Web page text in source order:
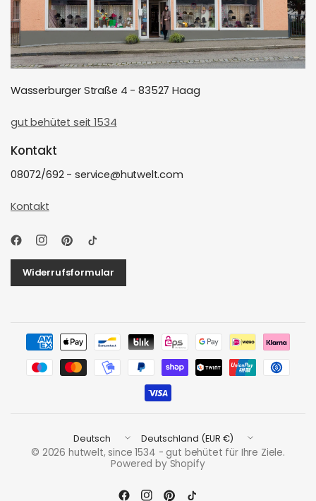
Wasserburger Straße 4 - 83527 Haag
gut behütet seit 1534
Kontakt
08072/692 - service@hutwelt.com
Kontakt
Widerrufsformular
Land/Region
aktualisieren
Land/Region
aktualisieren
© 2026 hutwelt, since 1534 - gut behütet für Ihre Ziele.
Powered by Shopify